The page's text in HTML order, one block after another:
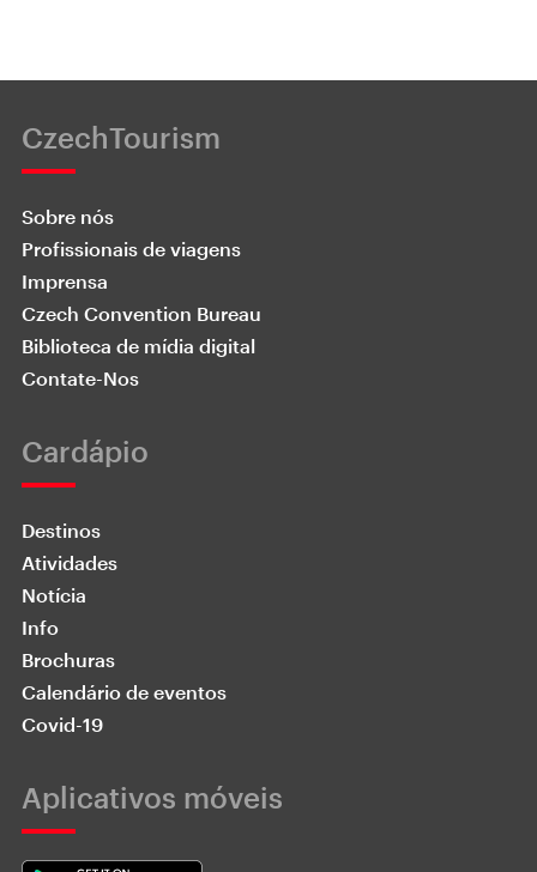
CzechTourism
Sobre nós
Profissionais de viagens
Imprensa
Czech Convention Bureau
Biblioteca de mídia digital
Contate-Nos
Cardápio
Destinos
Atividades
Notícia
Info
Brochuras
Calendário de eventos
Covid-19
Aplicativos móveis